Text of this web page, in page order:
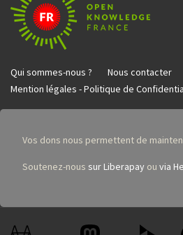
Qui sommes-nous ? Nous contacter
Mention légales - Politique de
Vos dons nous permettent de
Soutenez-nous sur Liberapay ou via